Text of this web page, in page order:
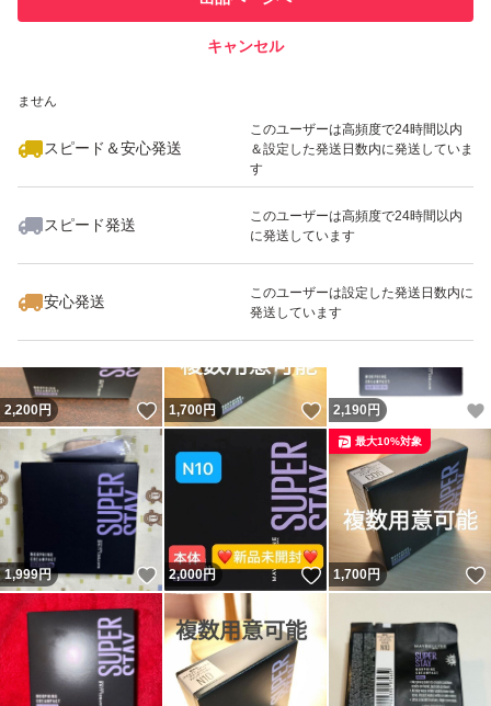
ません
スピード＆安心発送
このユーザーは高頻度で24時間以内
＆設定した発送日数内に発送していま
す
スピード発送
このユーザーは高頻度で24時間以内
に発送しています
安心発送
このユーザーは設定した発送日数内に
発送しています
キャンセル
いいね！
2,000
2,200円 いいね！
1,700円 いいね！
2,190 円
1,999円 いいね！
2,000円 いいね！
1,700円
最大10%対象